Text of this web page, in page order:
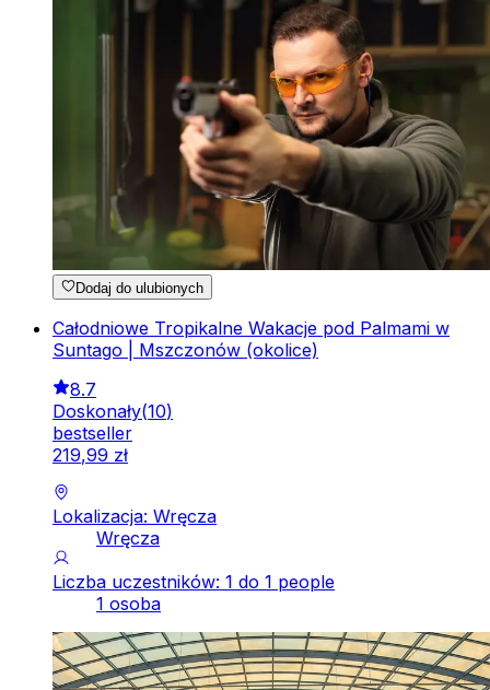
Dodaj do ulubionych
Całodniowe Tropikalne Wakacje pod Palmami w
Suntago | Mszczonów (okolice)
8.7
Doskonały(10)
bestseller
219,99 zł
Lokalizacja: Wręcza
Wręcza
Liczba uczestników: 1 do 1 people
1 osoba